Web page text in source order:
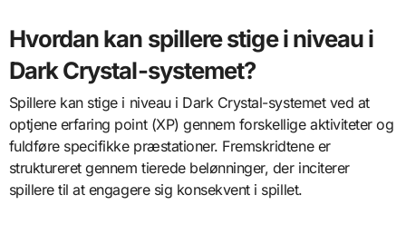
Hvordan kan spillere stige i niveau i
Dark Crystal-systemet?
Spillere kan stige i niveau i Dark Crystal-systemet ved at
optjene erfaring point (XP) gennem forskellige aktiviteter og
fuldføre specifikke præstationer. Fremskridtene er
struktureret gennem tierede belønninger, der inciterer
spillere til at engagere sig konsekvent i spillet.